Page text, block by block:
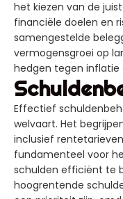
het kiezen van de
financiële doelen en
samengestelde
vermogensgroei op
hedgen tegen
Effectief
welvaart. Het
inclusief
fundamenteel voor
schulden efficiënt te
hoogrentende